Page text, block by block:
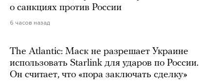
о санкциях против России
6 часов назад
The Atlantic: Маск не разрешает Украине
использовать Starlink для ударов по России.
Он считает, что «пора заключать сделку»